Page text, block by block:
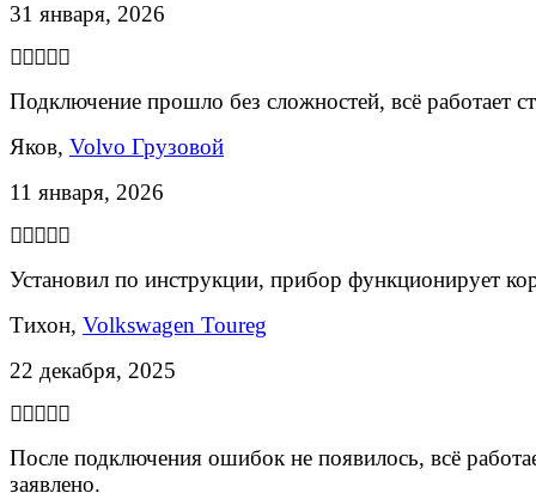
31 января, 2026
Подключение прошло без сложностей, всё работает
Яков, Volvo Грузовой
11 января, 2026
Установил по инструкции, прибор функционирует
Тихон, Volkswagen Toureg
22 декабря, 2025
После подключения ошибок не появилось, всё
заявлено.